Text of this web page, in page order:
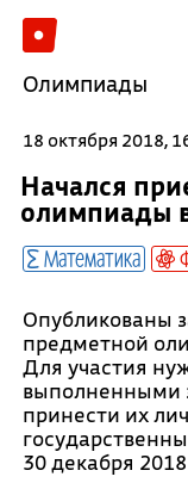
Олимпиады
18 октября 2018,
Начался
олимпиады
Математика
Опубликованы
предметной
Для участия
выполненными
принести их
30 декабря